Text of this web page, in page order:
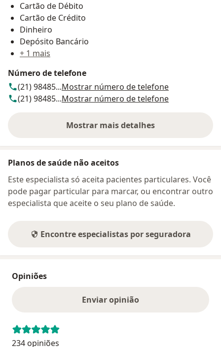
Cartão de Débito
Cartão de Crédito
Dinheiro
Depósito Bancário
+ 1 mais
Número de telefone
(21) 98485...Mostrar número de telefone
(21) 98485...Mostrar número de telefone
Mostrar mais detalhes
sobre o endereço
Planos de saúde não aceitos
Este especialista só aceita pacientes particulares. Você
pode pagar particular para marcar, ou encontrar outro
especialista que aceite o seu plano de saúde.
Encontre especialistas por seguradora
Opiniões
Enviar opinião
234 opiniões